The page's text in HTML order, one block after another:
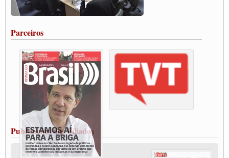
Rodoviários de Feira Santana fazem Assembleia para avaliar proposta de reajuste
salarial
Vacina Já: Lockdown de 24 horas dos trabalhadores em transportes está mantido,
Condutores de Guarulhos farão greve sanitária nesta terça-feira (20)
Paralisação dos Caminhoneiros na #BR285, entrocamento que liga o Mercosul ao
Rio Grande
Caminhoneiros bloqueiam duas faixas na Castello Branco e fazem protesto
Modal-Live #13 Aumento da Violência Contra Mulher e o Adoecimento da Classe
Trabalhadora em Tempos de Pandemia
MODAL-LIVE#12 POLÍTICAS PÚBLICAS DE TRANSPORTE PARA A
CLASSE TRABALHADORA E ELEIÇÕES NA PANDEMIA
MODAL-LIVE#11 POLÍTICAS PÚBLICAS DE TRANSPORTE
JUVENTUDE DO TRANSPORTE: POR QUE DEVEMOS NOS ORGANIZAR?
Parceiros
Publicações dos Filiados